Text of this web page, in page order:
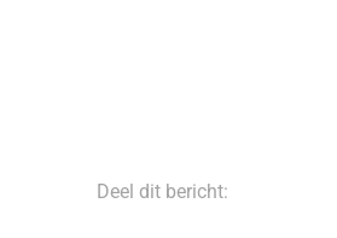
Deel dit bericht: